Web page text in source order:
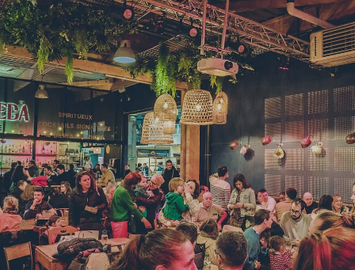
CHEFS
PROG’
BAR
PRIVATISER
RESERVER
À PROPOS